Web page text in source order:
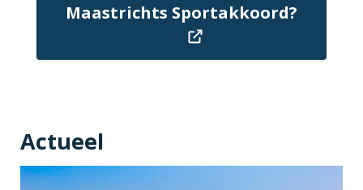
Maastrichts Sportakkoord?
Actueel